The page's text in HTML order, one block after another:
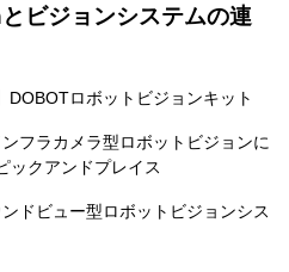
ビジョンシステムの連
ロボットビジョンキット
フラカメラ型ロボットビジョンに
ックアンドプレイス
ドビュー型ロボットビジョンシス